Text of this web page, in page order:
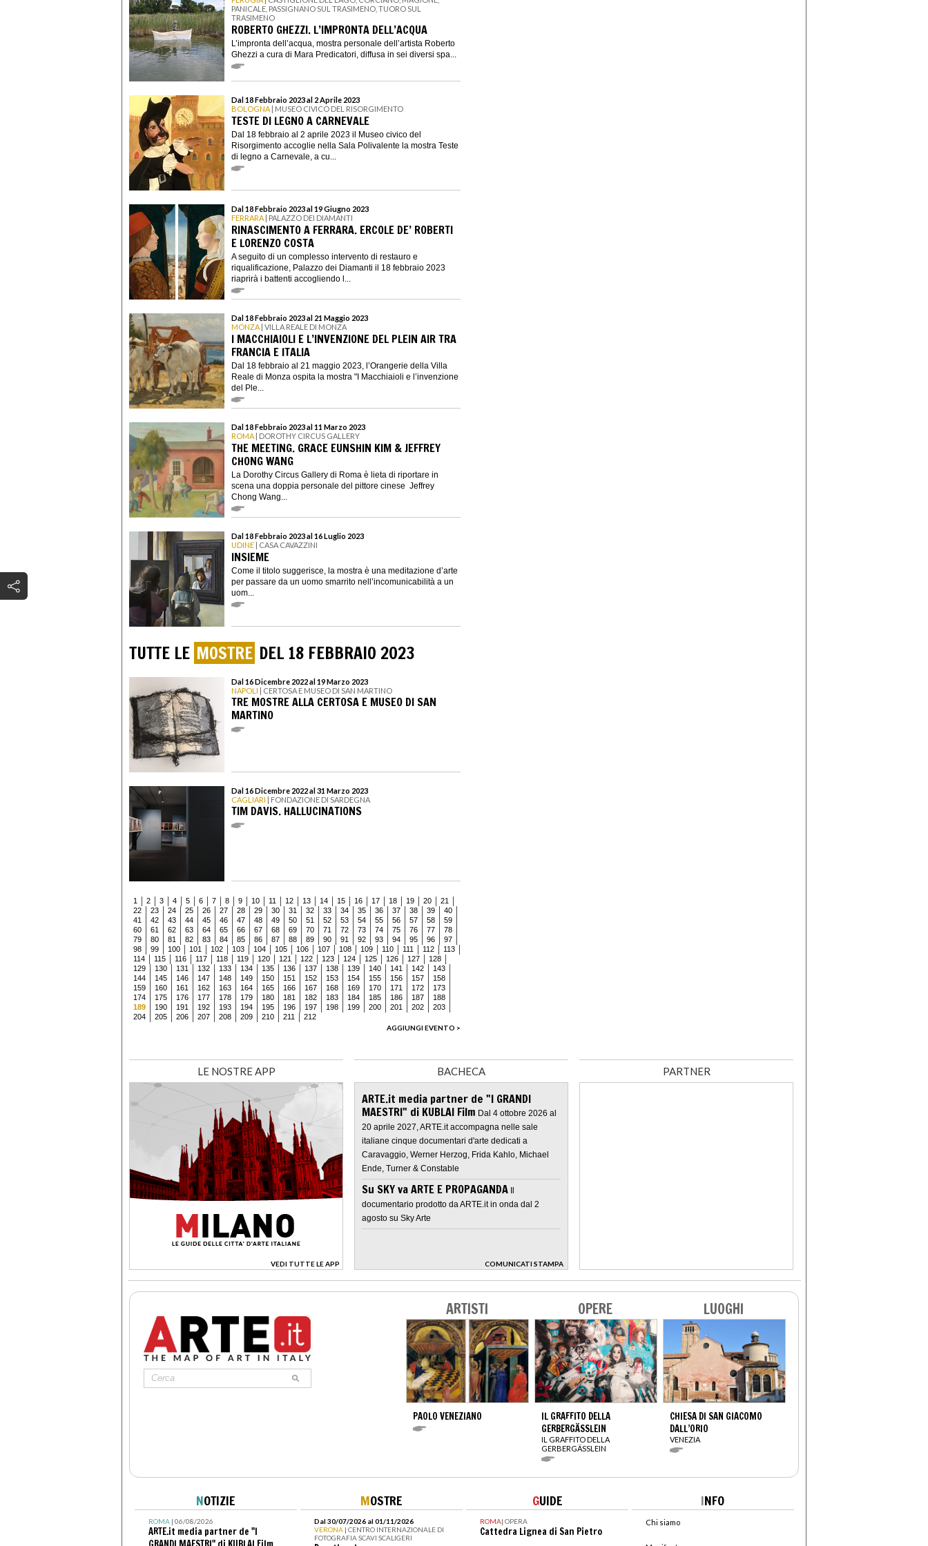
PANICALE, PASSIGNANO SUL TRASIMENO, TUORO SUL
TRASIMENO
ROBERTO GHEZZI. L’IMPRONTA DELL’ACQUA
L’impronta dell’acqua, mostra personale dell’artista Roberto
Ghezzi a cura di Mara Predicatori, diffusa in sei diversi spa...
Dal 18 Febbraio 2023 al 2 Aprile 2023
BOLOGNA | MUSEO CIVICO DEL RISORGIMENTO
TESTE DI LEGNO A CARNEVALE
Dal 18 febbraio al 2 aprile 2023 il Museo civico del
Risorgimento accoglie nella Sala Polivalente la mostra Teste
di legno a Carnevale, a cu...
Dal 18 Febbraio 2023 al 19 Giugno 2023
FERRARA | PALAZZO DEI DIAMANTI
RINASCIMENTO A FERRARA. ERCOLE DE’ ROBERTI
E LORENZO COSTA
A seguito di un complesso intervento di restauro e
riqualificazione, Palazzo dei Diamanti il 18 febbraio 2023
riaprirà i battenti accogliendo l...
Dal 18 Febbraio 2023 al 21 Maggio 2023
MONZA | VILLA REALE DI MONZA
I MACCHIAIOLI E L’INVENZIONE DEL PLEIN AIR TRA
FRANCIA E ITALIA
Dal 18 febbraio al 21 maggio 2023, l’Orangerie della Villa
Reale di Monza ospita la mostra "I Macchiaioli e l’invenzione
del Ple...
Dal 18 Febbraio 2023 al 11 Marzo 2023
ROMA | DOROTHY CIRCUS GALLERY
THE MEETING. GRACE EUNSHIN KIM & JEFFREY
CHONG WANG
La Dorothy Circus Gallery di Roma è lieta di riportare in
scena una doppia personale del pittore cinese Jeffrey
Chong Wang...
Dal 18 Febbraio 2023 al 16 Luglio 2023
UDINE | CASA CAVAZZINI
INSIEME
Come il titolo suggerisce, la mostra è una meditazione d’arte
per passare da un uomo smarrito nell’incomunicabilità a un
uom...
TUTTE LE MOSTRE DEL 18 FEBBRAIO 2023
Dal 16 Dicembre 2022 al 19 Marzo 2023
NAPOLI | CERTOSA E MUSEO DI SAN MARTINO
TRE MOSTRE ALLA CERTOSA E MUSEO DI SAN
MARTINO
Dal 16 Dicembre 2022 al 31 Marzo 2023
CAGLIARI | FONDAZIONE DI SARDEGNA
TIM DAVIS. HALLUCINATIONS
1 2 3 4 5 6 7 8 9 10 11 12 13 14 15 16 17 18 19 20
21
22
23 24 25 26 27 28 29 30 31 32 33 34 35 36 37 38 39
40
41
42 43 44 45 46 47 48 49 50 51 52 53 54 55 56 57 58
59
60
61 62 63 64 65 66 67 68 69 70 71 72 73 74 75 76 77
78
79
80 81 82 83 84 85 86 87 88 89 90 91 92 93 94 95 96
97
98
99 100 101 102 103 104 105 106 107 108 109 110 111 112
113
114
115 116 117 118 119 120 121 122 123 124 125 126 127
128
129
130 131 132 133 134 135 136 137 138 139 140 141 142
143
144
145 146 147 148 149 150 151 152 153 154 155 156 157
158
159
160 161 162 163 164 165 166 167 168 169 170 171 172
173
174
175 176 177 178 179 180 181 182 183 184 185 186 187
188
189
190 191 192 193 194 195 196 197 198 199 200 201 202
203
204
205 206 207 208 209 210 211
212
AGGIUNGI EVENTO >
LE NOSTRE APP
VEDI TUTTE LE APP
>
BACHECA
ARTE.it media partner de "I GRANDI
MAESTRI" di KUBLAI Film Dal 4 ottobre 2026 al
20 aprile 2027, ARTE.it accompagna nelle sale
italiane cinque documentari d'arte dedicati a
Caravaggio, Werner Herzog, Frida Kahlo, Michael
Ende, Turner & Constable
Su SKY va ARTE E PROPAGANDA Il
documentario prodotto da ARTE.it in onda dal 2
agosto su Sky Arte
COMUNICATI STAMPA
>
PARTNER
ARTISTI
PAOLO VENEZIANO
OPERE
IL GRAFFITO DELLA
GERBERGÄSSLEIN
IL GRAFFITO DELLA
GERBERGÄSSLEIN
LUOGHI
CHIESA DI SAN GIACOMO
DALL’ORIO
VENEZIA
NOTIZIE
ROMA| 06/08/2026
ARTE.it media partner de "I
MOSTRE
Dal 30/07/2026 al 01/11/2026
VERONA | CENTRO INTERNAZIONALE DI
FOTOGRAFIA SCAVI SCALIGERI
GUIDE
ROMA| OPERA
Cattedra Lignea di San Pietro
INFO
Chi siamo